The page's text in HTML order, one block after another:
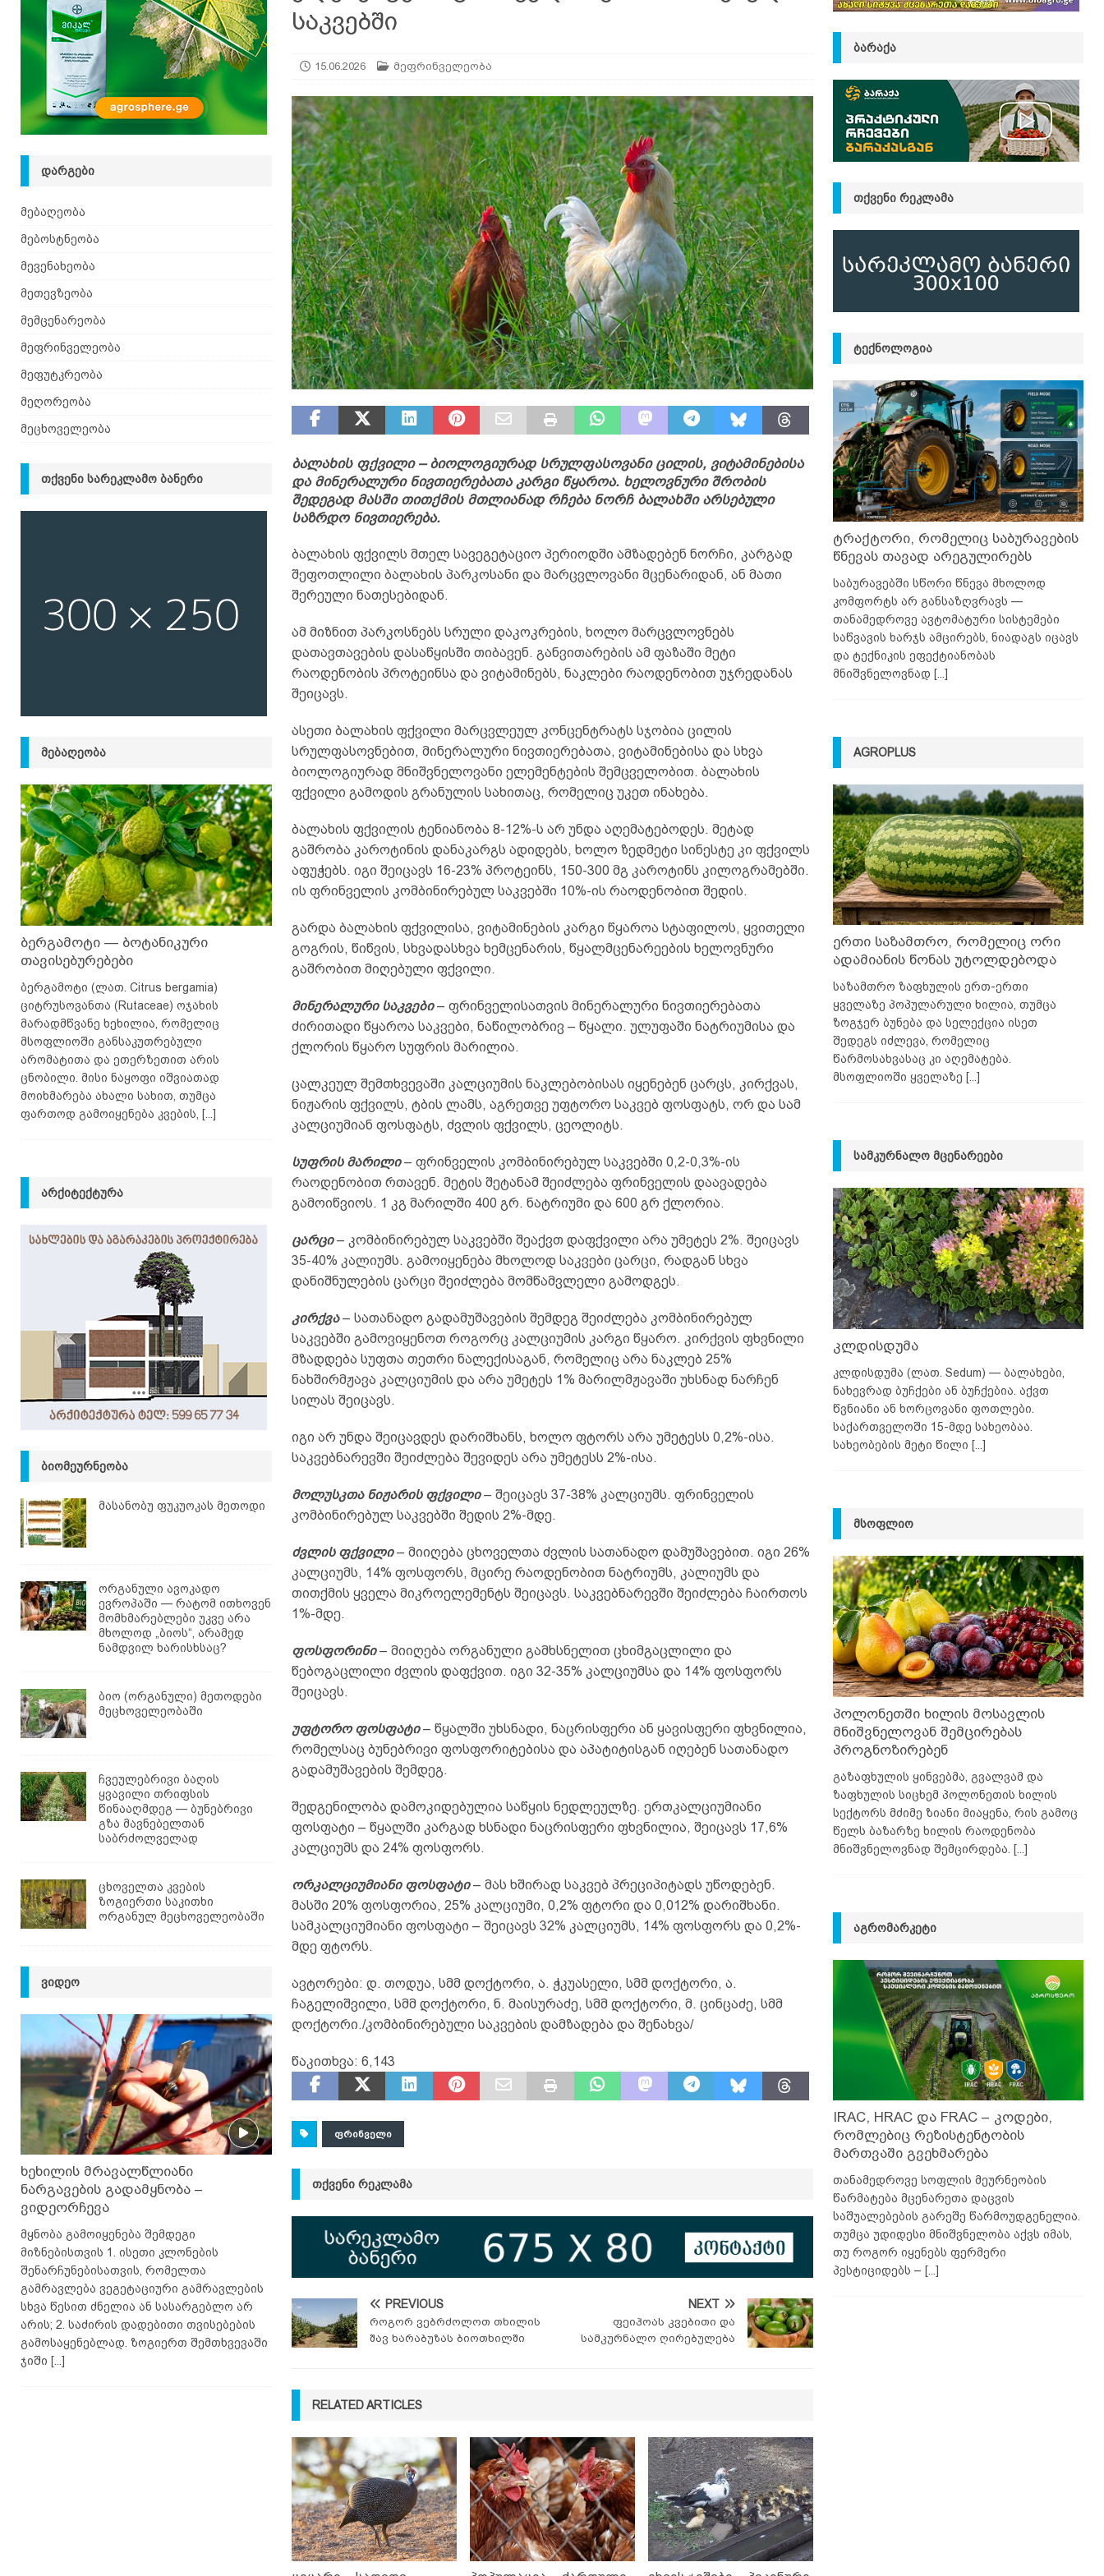
[ 08.08.2026 ] ზაანენური ჯიშის თხა შვეიცარიიდან ᲛᲔᲪᲮᲝᲕᲔᲚᲔᲝᲑᲐ
საკვებში
15.06.2026 მეფრინველეობა
ბალახის ფქვილი – ბიოლოგიურად სრულფასოვანი ცილის, ვიტამინებისა
და მინერალური ნივთიერებათა კარგი წყაროა. ხელოვნური შრობის
შედეგად მასში თითქმის მთლიანად რჩება ნორჩ ბალახში არსებული
საზრდო ნივთიერება.
ბალახის ფქვილს მთელ სავეგეტაციო პერიოდში ამზადებენ ნორჩი, კარგად
შეფოთლილი ბალახის პარკოსანი და მარცვლოვანი მცენარიდან, ან მათი
შერეული ნათესებიდან.
ამ მიზნით პარკოსნებს სრული დაკოკრების, ხოლო მარცვლოვნებს
დათავთავების დასაწყისში თიბავენ. განვითარების ამ ფაზაში მეტი
რაოდენობის პროტეინსა და ვიტამინებს, ნაკლები რაოდენობით უჯრედანას
შეიცავს.
ასეთი ბალახის ფქვილი მარცვლეულ კონცენტრატს სჯობია ცილის
სრულფასოვნებით, მინერალური ნივთიერებათა, ვიტამინებისა და სხვა
ბიოლოგიურად მნიშვნელოვანი ელემენტების შემცველობით. ბალახის
ფქვილი გამოდის გრანულის სახითაც, რომელიც უკეთ ინახება.
ბალახის ფქვილის ტენიანობა 8-12%-ს არ უნდა აღემატებოდეს. მეტად
გაშრობა კაროტინის დანაკარგს ადიდებს, ხოლო ზედმეტი სინესტე კი ფქვილს
აფუჭებს. იგი შეიცავს 16-23% პროტეინს, 150-300 მგ კაროტინს კილოგრამებში.
ის ფრინველის კომბინირებულ საკვებში 10%-ის რაოდენობით შედის.
გარდა ბალახის ფქვილისა, ვიტამინების კარგი წყაროა სტაფილოს, ყვითელი
გოგრის, წიწვის, სხვადასხვა ხემცენარის, წყალმცენარეების ხელოვნური
გაშრობით მიღებული ფქვილი.
მინერალური საკვები– ფრინველისათვის მინერალური ნივთიერებათა
ძირითადი წყაროა საკვები, ნაწილობრივ – წყალი. ულუფაში ნატრიუმისა და
ქლორის წყარო სუფრის მარილია.
ცალკეულ შემთხვევაში კალციუმის ნაკლებობისას იყენებენ ცარცს, კირქვას,
ნიჟარის ფქვილს, ტბის ლამს, აგრეთვე უფტორო საკვებ ფოსფატს, ორ და სამ
კალციუმიან ფოსფატს, ძვლის ფქვილს, ცეოლიტს.
სუფრის მარილი– ფრინველის კომბინირებულ საკვებში 0,2-0,3%-ის
რაოდენობით რთავენ. მეტის შეტანამ შეიძლება ფრინველის დაავადება
გამოიწვიოს. 1 კგ მარილში 400 გრ. ნატრიუმი და 600 გრ ქლორია.
ცარცი– კომბინირებულ საკვებში შეაქვთ დაფქვილი არა უმეტეს 2%. შეიცავს
35-40% კალიუმს. გამოიყენება მხოლოდ საკვები ცარცი, რადგან სხვა
დანიშნულების ცარცი შეიძლება მომწამვლელი გამოდგეს.
კირქვა– სათანადო გადამუშავების შემდეგ შეიძლება კომბინირებულ
საკვებში გამოვიყენოთ როგორც კალციუმის კარგი წყარო. კირქვის ფხვნილი
მზადდება სუფთა თეთრი ნალექისაგან, რომელიც არა ნაკლებ 25%
ნახშირმჟავა კალციუმის და არა უმეტეს 1% მარილმჟავაში უხსნად ნარჩენ
სილას შეიცავს.
იგი არ უნდა შეიცავდეს დარიშხანს, ხოლო ფტორს არა უმეტესს 0,2%-ისა.
საკვებნარევში შეიძლება შევიდეს არა უმეტესს 2%-ისა.
მოლუსკთა ნიჟარის ფქვილი– შეიცავს 37-38% კალციუმს. ფრინველის
კომბინირებულ საკვებში შედის 2%-მდე.
ძვლის ფქვილი– მიიღება ცხოველთა ძვლის სათანადო დამუშავებით. იგი 26%
კალციუმს, 14% ფოსფორს, მცირე რაოდენობით ნატრიუმს, კალიუმს და
თითქმის ყველა მიკროელემენტს შეიცავს. საკვებნარევში შეიძლება ჩაირთოს
1%-მდე.
ფოსფორინი– მიიღება ორგანული გამხსნელით ცხიმგაცლილი და
წებოგაცლილი ძვლის დაფქვით. იგი 32-35% კალციუმსა და 14% ფოსფორს
შეიცავს.
უფტორო ფოსფატი– წყალში უხსნადი, ნაცრისფერი ან ყავისფერი ფხვნილია,
რომელსაც ბუნებრივი ფოსფორიტებისა და აპატიტისგან იღებენ სათანადო
გადამუშავების შემდეგ.
შედგენილობა დამოკიდებულია საწყის ნედლეულზე. ერთკალციუმიანი
ფოსფატი – წყალში კარგად ხსნადი ნაცრისფერი ფხვნილია, შეიცავს 17,6%
კალციუმს და 24% ფოსფორს.
ორკალციუმიანი ფოსფატი– მას ხშირად საკვებ პრეციპიტადს უწოდებენ.
მასში 20% ფოსფორია, 25% კალციუმი, 0,2% ფტორი და 0,012% დარიშხანი.
სამკალციუმიანი ფოსფატი – შეიცავს 32% კალციუმს, 14% ფოსფორს და 0,2%-
მდე ფტორს.
ავტორები: დ. თოდუა, სმმ დოქტორი, ა. ჭკუასელი, სმმ დოქტორი, ა.
ჩაგელიშვილი, სმმ დოქტორი, ნ. მაისურაძე, სმმ დოქტორი, მ. ცინცაძე, სმმ
დოქტორი./კომბინირებული საკვების დამზადება და შენახვა/
წაკითხვა: 6,143
ᲤᲠᲘᲜᲕᲔᲚᲘ
ᲗᲥᲕᲔᲜᲘ ᲠᲔᲙᲚᲐᲛᲐ
PREVIOUS
როგორ ვებრძოლოთ თხილის
შავ ხარაბუზას ბიოთხილში
NEXT
ფეიჰოას კვებითი და
სამკურნალო ღირებულება
RELATED ARTICLES
ᲓᲐᲠᲒᲔᲑᲘ
მებაღეობა
მებოსტნეობა
მევენახეობა
მეთევზეობა
მემცენარეობა
მეფრინველეობა
მეფუტკრეობა
მეღორეობა
მეცხოველეობა
ᲗᲥᲕᲔᲜᲘ ᲡᲐᲠᲔᲙᲚᲐᲛᲝ ᲑᲐᲜᲔᲠᲘ
ᲛᲔᲑᲐᲦᲔᲝᲑᲐ
ბერგამოტი — ბოტანიკური
თავისებურებები
ბერგამოტი (ლათ. Citrus bergamia)
ციტრუსოვანთა (Rutaceae) ოჯახის
მარადმწვანე ხეხილია, რომელიც
მსოფლიოში განსაკუთრებული
არომატითა და ეთერზეთით არის
ცნობილი. მისი ნაყოფი იშვიათად
მოიხმარება ახალი სახით, თუმცა
ფართოდ გამოიყენება კვების,
[...]
ᲐᲠᲥᲘᲢᲔᲥᲢᲣᲠᲐ
ᲑᲘᲝᲛᲔᲣᲠᲜᲔᲝᲑᲐ
მასანობუ ფუკუოკას მეთოდი
ორგანული ავოკადო
ევროპაში — რატომ ითხოვენ
მომხმარებლები უკვე არა
მხოლოდ „ბიოს“, არამედ
ნამდვილ ხარისხსაც?
ბიო (ორგანული) მეთოდები
მეცხოველეობაში
ჩვეულებრივი ბაღის
ყვავილი თრიფსის
წინააღმდეგ — ბუნებრივი
გზა მავნებელთან
საბრძოლველად
ცხოველთა კვების
ზოგიერთი საკითხი
ორგანულ მეცხოველეობაში
ᲕᲘᲓᲔᲝ
ხეხილის მრავალწლიანი
ნარგავების გადამყნობა –
ვიდეორჩევა
მყნობა გამოიყენება შემდეგი
მიზნებისთვის 1. ისეთი კლონების
შენარჩუნებისათვის, რომელთა
გამრავლება ვეგეტაციური გამრავლების
სხვა წესით ძნელია ან სასარგებლო არ
არის; 2. საძირის დადებითი თვისებების
გამოსაყენებლად. ზოგიერთ შემთხვევაში
ჯიში [...]
ᲑᲐᲠᲐᲥᲐ
ᲗᲥᲕᲔᲜᲘ ᲠᲔᲙᲚᲐᲛᲐ
ᲢᲔᲥᲜᲝᲚᲝᲒᲘᲐ
ტრაქტორი, რომელიც საბურავების
წნევას თავად არეგულირებს
საბურავებში სწორი წნევა მხოლოდ
კომფორტს არ განსაზღვრავს —
თანამედროვე ავტომატური სისტემები
საწვავის ხარჯს ამცირებს, ნიადაგს იცავს
და ტექნიკის ეფექტიანობას
მნიშვნელოვნად [...]
AGROPLUS
ერთი საზამთრო, რომელიც ორი
ადამიანის წონას უტოლდებოდა
საზამთრო ზაფხულის ერთ-ერთი
ყველაზე პოპულარული ხილია, თუმცა
ზოგჯერ ბუნება და სელექცია ისეთ
შედეგს იძლევა, რომელიც
წარმოსახვასაც კი აღემატება.
მსოფლიოში ყველაზე [...]
ᲡᲐᲛᲙᲣᲠᲜᲐᲚᲝ ᲛᲪᲔᲜᲐᲠᲔᲔᲑᲘ
კლდისდუმა
კლდისდუმა (ლათ. Sedum) — ბალახები,
ნახევრად ბუჩქები ან ბუჩქებია. აქვთ
წვნიანი ან ხორცოვანი ფოთლები.
საქართველოში 15-მდე სახეობაა.
სახეობების მეტი წილი [...]
ᲛᲡᲝᲤᲚᲘᲝ
პოლონეთში ხილის მოსავლის
მნიშვნელოვან შემცირებას
პროგნოზირებენ
გაზაფხულის ყინვებმა, გვალვამ და
ზაფხულის სიცხემ პოლონეთის ხილის
სექტორს მძიმე ზიანი მიაყენა, რის გამოც
წელს ბაზარზე ხილის რაოდენობა
მნიშვნელოვნად შემცირდება. [...]
ᲐᲒᲠᲝᲛᲐᲠᲙᲔᲢᲘ
IRAC, HRAC და FRAC – კოდები,
რომლებიც რეზისტენტობის
მართვაში გვეხმარება
თანამედროვე სოფლის მეურნეობის
წარმატება მცენარეთა დაცვის
საშუალებების გარეშე წარმოუდგენელია.
თუმცა უდიდესი მნიშვნელობა აქვს იმას,
თუ როგორ იყენებს ფერმერი
პესტიციდებს – [...]